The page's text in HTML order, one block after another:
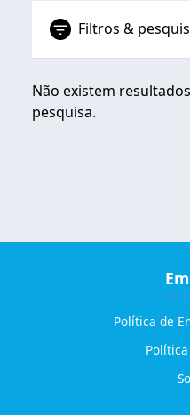
Filtros &
Não existem
pesquisa.
Política de